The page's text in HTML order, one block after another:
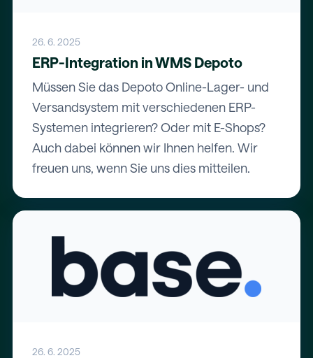
26. 6. 2025
ERP-Integration in WMS Depoto
Müssen Sie das Depoto Online-Lager- und
Versandsystem mit verschiedenen ERP-
Systemen integrieren? Oder mit E-Shops?
Auch dabei können wir Ihnen helfen. Wir
freuen uns, wenn Sie uns dies mitteilen.
26. 6. 2025